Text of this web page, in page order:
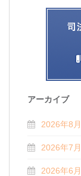
アーカイブ
2026年8月
2026年7月
2026年6月